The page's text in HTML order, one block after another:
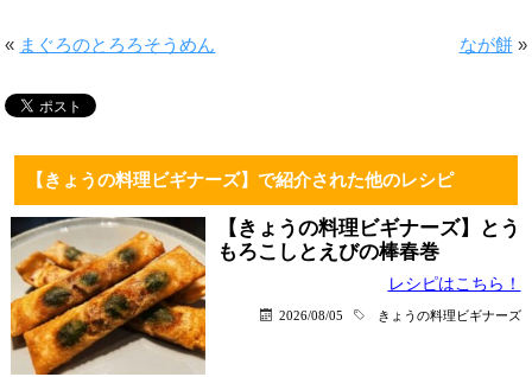
« まぐろのとろろそうめん なが餅»
【きょうの料理ビギナーズ】で紹介された他のレシピ
【きょうの料理ビギナーズ】とう
もろこしとえびの棒春巻
レシピはこちら！
2026/08/05 きょうの料理ビギナーズ